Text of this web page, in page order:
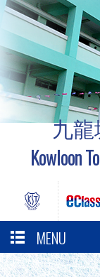
九龍
Kowloon
MENU